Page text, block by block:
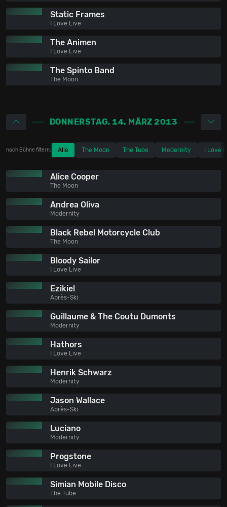
Static Frames
I Love Live
The Animen
I Love Live
The Spinto Band
The Moon
DONNERSTAG, 14. MÄRZ 2013
nach Bühne filtern: Alle The Moon The Tube Modernity I Love
Alice Cooper
The Moon
Andrea Oliva
Modernity
Black Rebel Motorcycle Club
The Moon
Bloody Sailor
I Love Live
Ezikiel
Après-Ski
Guillaume & The Coutu Dumonts
Modernity
Hathors
I Love Live
Henrik Schwarz
Modernity
Jason Wallace
Après-Ski
Luciano
Modernity
Progstone
I Love Live
Simian Mobile Disco
The Tube